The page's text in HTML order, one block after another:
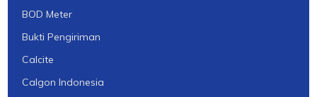
BOD Meter
Bukti Pengiriman
Calcite
Calgon Indonesia